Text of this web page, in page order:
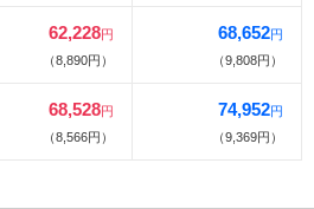
62,228円
（8,890円）
68,652円
（9,808円）
68,528円
（8,566円）
74,952円
（9,369円）